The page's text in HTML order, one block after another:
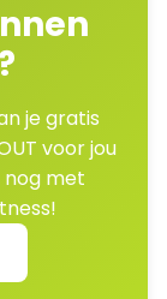
je gratis
voor jou
met